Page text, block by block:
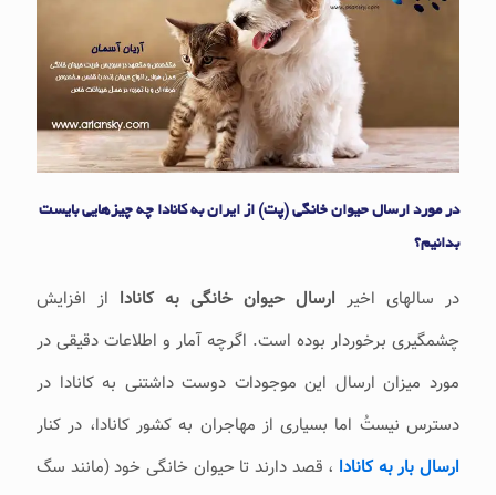
در مورد ارسال حیوان خانگی (پت) از ایران به کانادا چه چیزهایی بایست
بدانیم؟
در سالهای اخیر ارسال حیوان خانگی به کانادا از افزایش
چشمگیری برخوردار بوده است. اگرچه آمار و اطلاعات دقیقی در
مورد میزان ارسال این موجودات دوست داشتنی به کانادا در
دسترس نیستُ اما بسیاری از مهاجران به کشور کانادا، در کنار
ارسال بار به کانادا ، قصد دارند تا حیوان خانگی خود (مانند سگ